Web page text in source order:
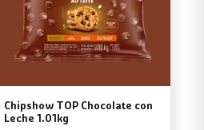
Chipshow TOP Chocolate con
Leche 1.01kg